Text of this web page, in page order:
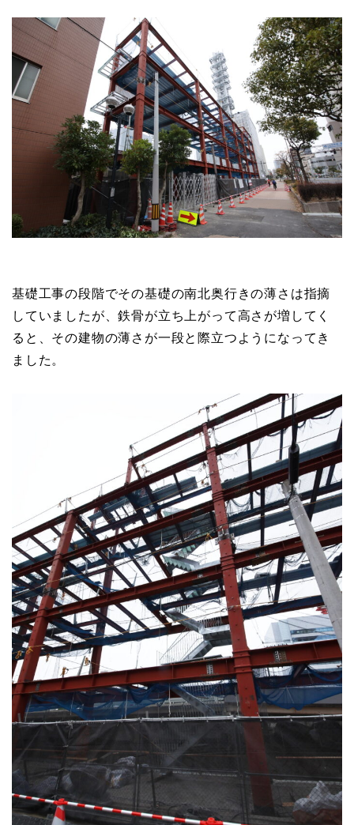
基礎工事の段階でその基礎の南北奥行きの薄さは指摘
していましたが、鉄骨が立ち上がって高さが増してく
ると、その建物の薄さが一段と際立つようになってき
ました。